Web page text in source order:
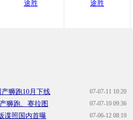
途胜 途胜
07-07-11 10:20
狮跑10月下线
07-07-10 09:36
狮跑、赛拉图
07-06-12 08:19
谍照国内首曝